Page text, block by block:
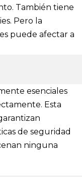
También tiene
Pero la
puede afectar a
esenciales
Esta
de seguridad
ninguna